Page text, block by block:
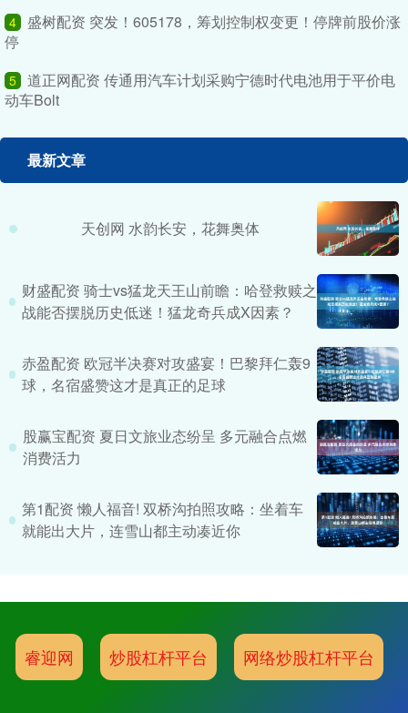
4
盛树配资 突发！605178，筹划控制权变更！停牌前股价涨
停
5 道正网配资 传通用汽车计划采购宁德时代电池用于平价电
动车Bolt
最新文章
天创网 水韵长安，花舞奥体
财盛配资 骑士vs猛龙天王山前瞻：哈登救赎之
战能否摆脱历史低迷！猛龙奇兵成X因素？
赤盈配资 欧冠半决赛对攻盛宴！巴黎拜仁轰9
球，名宿盛赞这才是真正的足球
股赢宝配资 夏日文旅业态纷呈 多元融合点燃
消费活力
第1配资 懒人福音! 双桥沟拍照攻略：坐着车
就能出大片，连雪山都主动凑近你
睿迎网 炒股杠杆平台 网络炒股杠杆平台